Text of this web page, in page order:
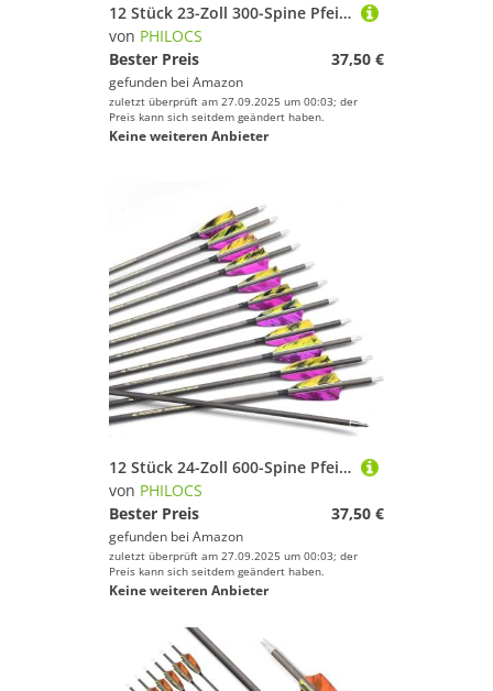
12 Stück 23-Zoll 300-Spine Pfeil Abnehmbare Pfeilspitzen Übungspfeil Jagdpfeil Truthahnfedern Pfeilfedern Carbonpfeile Bogenpfeile für Langbogen Recurvebogen Compoundbogen Bogenschießen Violett A5
von PHILOCS
Bester Preis
37,50 €
gefunden bei Amazon
zuletzt überprüft am 27.09.2025 um 00:03; der
Preis kann sich seitdem geändert haben.
Keine weiteren Anbieter
12 Stück 24-Zoll 600-Spine Pfeil Abnehmbare Pfeilspitzen Übungspfeil Jagdpfeil Truthahnfedern Pfeilfedern Carbonpfeile Bogenpfeile für Langbogen Recurvebogen Compoundbogen Bogenschießen Violett A5
von PHILOCS
Bester Preis
37,50 €
gefunden bei Amazon
zuletzt überprüft am 27.09.2025 um 00:03; der
Preis kann sich seitdem geändert haben.
Keine weiteren Anbieter